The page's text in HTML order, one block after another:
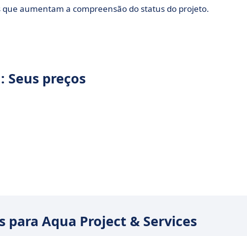
aumentam a compreensão do status do projeto.
Seus preços
Aqua Project & Services